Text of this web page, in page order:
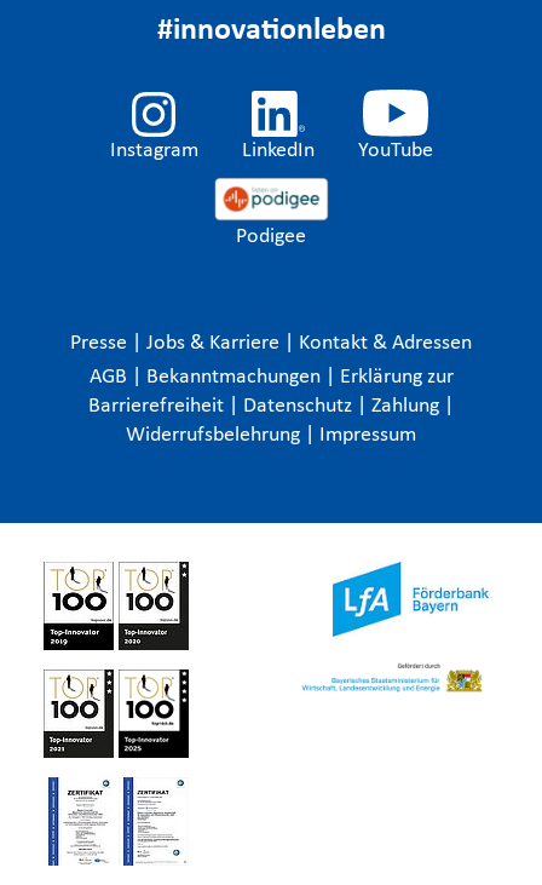
#innovationleben
Instagram LinkedIn YouTube
Podigee
Presse Jobs & Karriere
Kontakt & Adressen
AGB
Bekanntmachungen
Erklärung zur
Barrierefreiheit
Datenschutz Zahlung
Widerrufsbelehrung
Impressum